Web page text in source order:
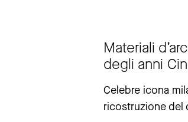
damartedìa
la biglietteria è
avviso chiusure
La mostra “The
La mostra
Materiali
degli anni
Celebre icona
ricostruzione del